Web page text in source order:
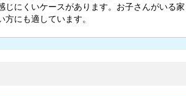
じにくいケースがあります。お子さんがいる家
方にも適しています。